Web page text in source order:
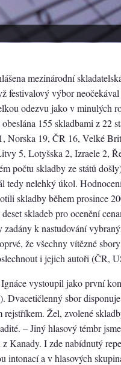
mezinárodní
festivalový výbor
odezvu jako v minulých
155 skladbami z 22
Norska 19, ČR 16, Velké
5, Lotyšska 2, Izraele 2,
počtu skladby ze států
tedy nelehký úkol.
skladby během prosince
skladeb pro ocenění
k nastudování
že všechny vítězné
i jejich autoři (ČR,
vystoupil jako první
sbor
Žel, zvolené
– Jiný hlasový témbr
Kanady. I zde nabídnutý
intonací a v hlasových